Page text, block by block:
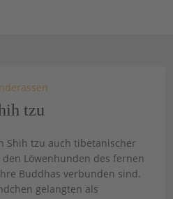
tzu
Shih tzu auch tibetanischer
Löwenhunden des fernen
Buddhas verbunden sind.
gelangten als